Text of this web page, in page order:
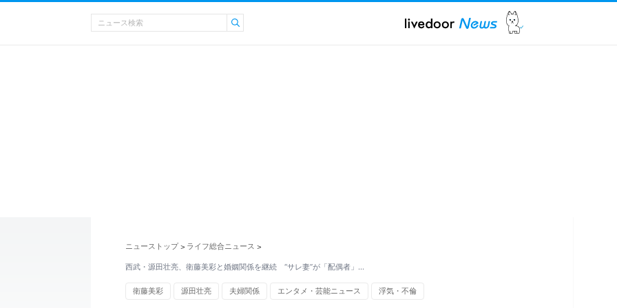
ニューストップ > ライフ総合ニュース >
西武・源田壮亮、衛藤美彩と婚姻関係を継続 “サレ妻”が「配偶者」…
衛藤美彩 源田壮亮 夫婦関係 エンタメ・芸能ニュース 浮気・不倫